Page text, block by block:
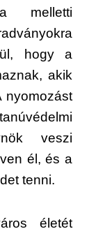
melletti
hogy a
akik
nyomozást
veszi
él, és a
tenni.
életét